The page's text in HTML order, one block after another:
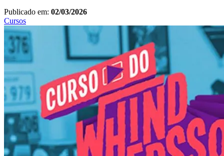
Publicado em: 02/03/2026
Cursos